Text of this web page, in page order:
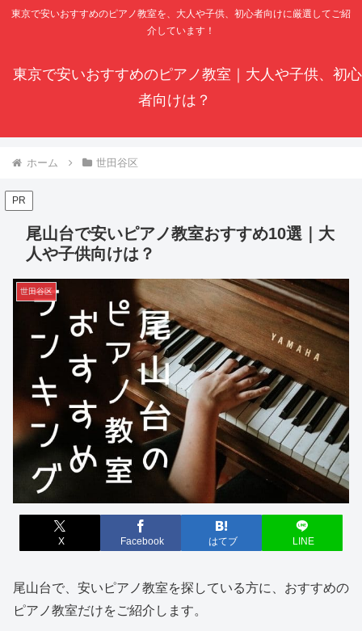
東京で安いおすすめのピアノ教室を、大人や子供、初心者向けに厳選してご紹
介しています！
東京で安いおすすめのピアノ教室｜大人や子供、初心
者向けは？
ホーム 世田谷区
PR
尾山台で安いピアノ教室おすすめ10選｜大
人や子供向けは？
世田谷区
X Facebook はてブ LINE
尾山台で、安いピアノ教室を探している方に、おすすめの
ピアノ教室だけをご紹介します。